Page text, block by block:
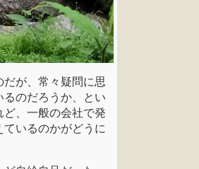
が、常々疑問に思
のだろうか、とい
、一般の会社で発
いるのかがどうに